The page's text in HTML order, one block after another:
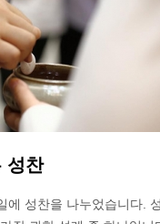
성찬
에 성찬을 나누었습니다.